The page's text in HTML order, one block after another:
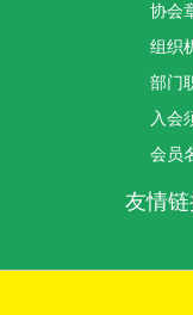
协会
组织
部门
入会
会员
友情链